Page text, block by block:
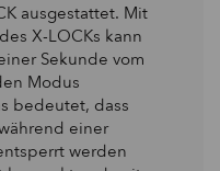
ausgestattet. Mit
X-LOCKs kann
Sekunde vom
Modus
bedeutet, dass
einer
werden